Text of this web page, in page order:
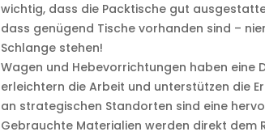
wichtig, dass die Packtische gut
dass genügend Tische vorhanden sind –
Schlange stehen!
Wagen und Hebevorrichtungen haben eine
erleichtern die Arbeit und unterstützen die
an strategischen Standorten sind eine
Gebrauchte Materialien werden direkt dem